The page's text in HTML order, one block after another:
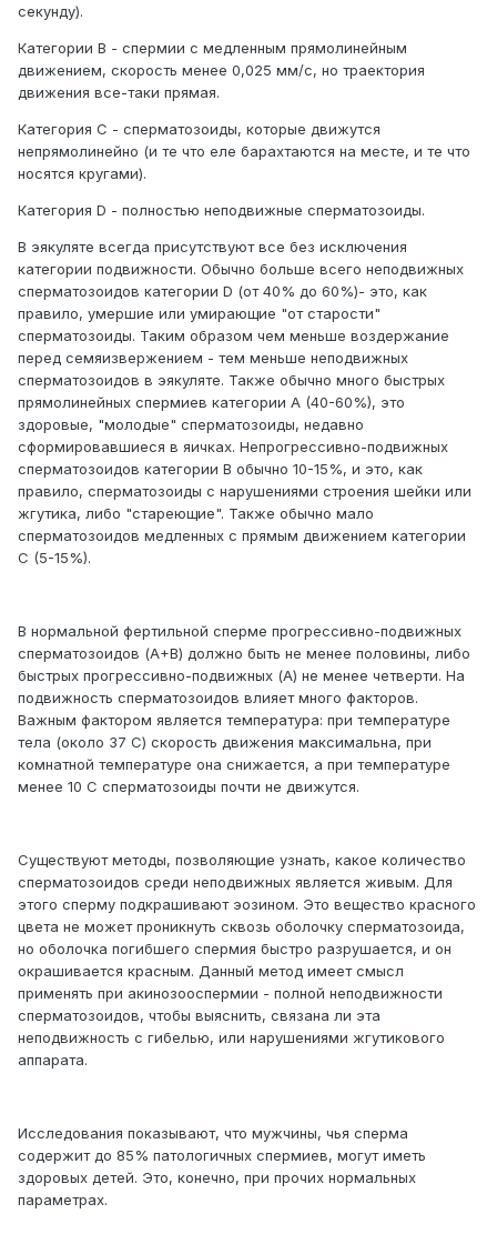
секунду).
Категории B - спермии с медленным прямолинейным
движением, скорость менее 0,025 мм/с, но траектория
движения все-таки прямая.
Категория C - сперматозоиды, которые движутся
непрямолинейно (и те что еле барахтаются на месте, и те что
носятся кругами).
Категория D - полностью неподвижные сперматозоиды.
В эякуляте всегда присутствуют все без исключения
категории подвижности. Обычно больше всего неподвижных
сперматозоидов категории D (от 40% до 60%)- это, как
правило, умершие или умирающие "от старости"
сперматозоиды. Таким образом чем меньше воздержание
перед семяизвержением - тем меньше неподвижных
сперматозоидов в эякуляте. Также обычно много быстрых
прямолинейных спермиев категории А (40-60%), это
здоровые, "молодые" сперматозоиды, недавно
сформировавшиеся в яичках. Непрогрессивно-подвижных
сперматозоидов категории В обычно 10-15%, и это, как
правило, сперматозоиды с нарушениями строения шейки или
жгутика, либо "стареющие". Также обычно мало
сперматозоидов медленных с прямым движением категории
С (5-15%).
В нормальной фертильной сперме прогрессивно-подвижных
сперматозоидов (A+B) должно быть не менее половины, либо
быстрых прогрессивно-подвижных (A) не менее четверти. На
подвижность сперматозоидов влияет много факторов.
Важным фактором является температура: при температуре
тела (около 37 С) скорость движения максимальна, при
комнатной температуре она снижается, а при температуре
менее 10 С сперматозоиды почти не движутся.
Существуют методы, позволяющие узнать, какое количество
сперматозоидов среди неподвижных является живым. Для
этого сперму подкрашивают эозином. Это вещество красного
цвета не может проникнуть сквозь оболочку сперматозоида,
но оболочка погибшего спермия быстро разрушается, и он
окрашивается красным. Данный метод имеет смысл
применять при акинозооспермии - полной неподвижности
сперматозоидов, чтобы выяснить, связана ли эта
неподвижность с гибелью, или нарушениями жгутикового
аппарата.
Исследования показывают, что мужчины, чья сперма
содержит до 85% патологичных спермиев, могут иметь
здоровых детей. Это, конечно, при прочих нормальных
параметрах.